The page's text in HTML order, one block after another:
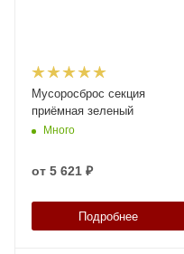
Мусоросброс секция
приёмная зеленый
Много
от 5 621 ₽
Подробнее